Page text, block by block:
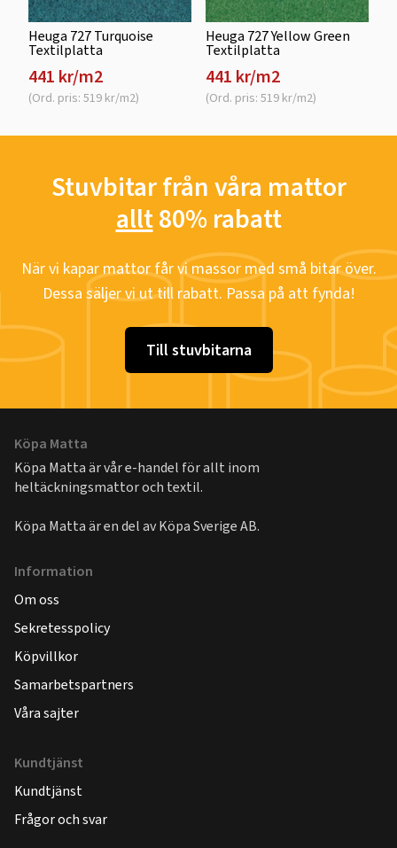
Heuga 727 Turquoise
Textilplatta
441 kr/m2
(Ord. pris: 519 kr/m2)
Heuga 727 Yellow Green
Textilplatta
441 kr/m2
(Ord. pris: 519 kr/m2)
Stuvbitar från våra mattor
allt80% rabatt
När vi kapar mattor får vi massor med små bitar över.
Dessa säljer vi ut till rabatt. Passa på att fynda!
Till stuvbitarna
Köpa Matta
Köpa Matta är vår e-handel för allt inom
heltäckningsmattor och textil.
Köpa Matta är en del avKöpa Sverige AB.
Information
Om oss
Sekretesspolicy
Köpvillkor
Samarbetspartners
Våra sajter
Kundtjänst
Kundtjänst
Frågor och svar